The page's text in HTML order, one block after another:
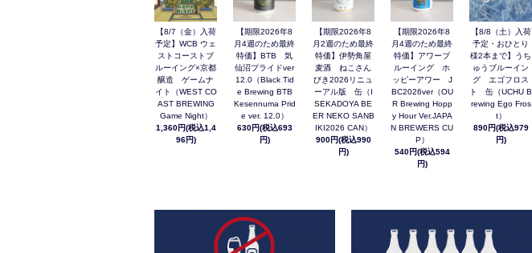
【8/7（金）入荷
予定】WCB ウェ
ストコーストブ
ルーイング×京都
醸造 ゲームナ
イト（WEST CO
AST BREWING
Game Night）
1,360円(税込1,4
96円)
【期限2026年8
月4週のため最終
特価】BTB 気
仙沼プライドver
12.0（Black Tid
e Brewing BTB
Kesennuma Prid
e ver. 12.0）
630円(税込693
円)
【期限2026年8
月2週のため最終
特価】伊勢角屋
麦酒 ねこさん
びき2026リニュ
ーアル版 缶（I
SEKADOYA BE
ER NEKO SANB
IKI2026 CAN）
900円(税込990
円)
【期限2026年8
月4週のため最終
特価】アワーブ
ルーイング ホ
ッピーアワー J
BC2026ver（OU
R Brewing Hopp
y Hour Ver.JAPA
N BREWERS CU
P）
540円(税込594
円)
【8/8（土）入荷
予定・おひとり
様2本まで】うち
ゅうブルーイン
グ エゴフロス
ト 缶（UCHU B
rewing Ego Fros
t）
890円(税込979
円)